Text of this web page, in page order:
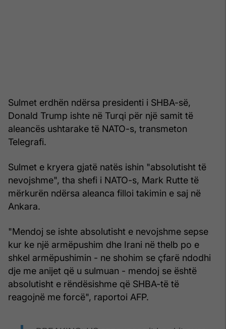
Sulmet erdhën ndërsa presidenti i SHBA-së,
Donald Trump ishte në Turqi për një samit të
aleancës ushtarake të NATO-s, transmeton
Telegrafi.
Sulmet e kryera gjatë natës ishin "absolutisht të
nevojshme", tha shefi i NATO-s, Mark Rutte të
mërkurën ndërsa aleanca filloi takimin e saj në
Ankara.
"Mendoj se ishte absolutisht e nevojshme sepse
kur ke një armëpushim dhe Irani në thelb po e
shkel armëpushimin - ne shohim se çfarë ndodhi
dje me anijet që u sulmuan - mendoj se është
absolutisht e rëndësishme që SHBA-të të
reagojnë me forcë", raportoi AFP.